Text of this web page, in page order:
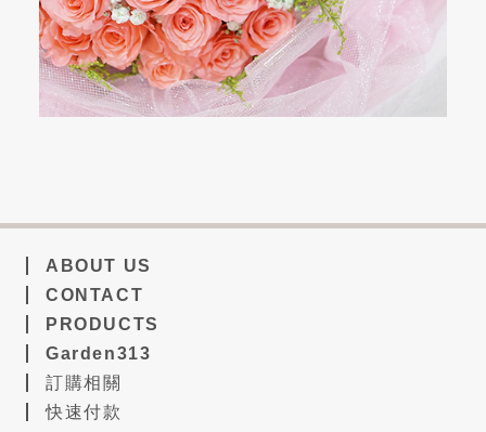
ABOUT US
CONTACT
PRODUCTS
Garden313
訂購相關
快速付款